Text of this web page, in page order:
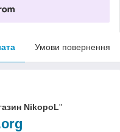
Умови повернення
NikopoL"